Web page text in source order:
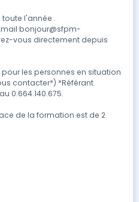
l'année .
bonjour@sfpm-
vous directement depuis
les personnes en situation
contacter*) *Référant
0.664.140.675.
de la formation est de 2